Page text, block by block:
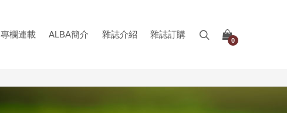
專欄連載 ALBA簡介 雜誌介紹 雜誌訂購
0